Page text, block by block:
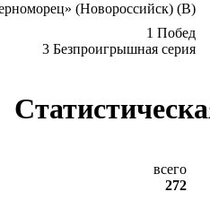
(Новороссийск) (В)
1 Побед
3 Безпроигрышная серия
всего
272